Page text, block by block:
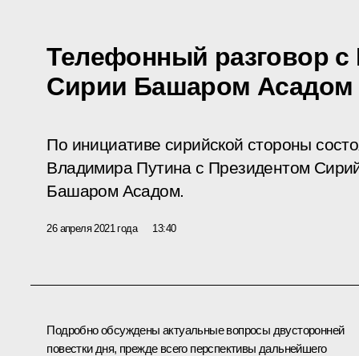
Телефонный разговор с
Сирии Башаром Асадом
По инициативе сирийской стороны
Владимира Путина с Президентом
Башаром Асадом.
26 апреля 2021 года 13:40
Подробно обсуждены актуальные вопросы двусторонней
повестки дня, прежде всего перспективы дальнейшего